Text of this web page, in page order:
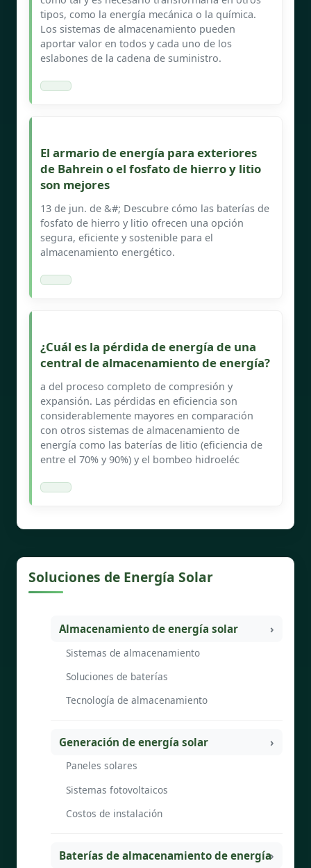
tipos, como la energía mecánica o la química.
Los sistemas de almacenamiento pueden
aportar valor en todos y cada uno de los
eslabones de la cadena de suministro.
El armario de energía para exteriores
de Bahrein o el fosfato de hierro y litio
son mejores
13 de jun. de &#; Descubre cómo las baterías de
fosfato de hierro y litio ofrecen una opción
segura, eficiente y sostenible para el
almacenamiento energético.
¿Cuál es la pérdida de energía de una
central de almacenamiento de energía?
a del proceso completo de compresión y
expansión. Las pérdidas en eficiencia son
considerablemente mayores en comparación
con otros sistemas de almacenamiento de
energía como las baterías de litio (eficiencia de
entre el 70% y 90%) y el bombeo hidroeléc
Soluciones de Energía Solar
Almacenamiento de energía solar
Sistemas de almacenamiento
Soluciones de baterías
Tecnología de almacenamiento
Generación de energía solar
Paneles solares
Sistemas fotovoltaicos
Costos de instalación
Baterías de almacenamiento de energía